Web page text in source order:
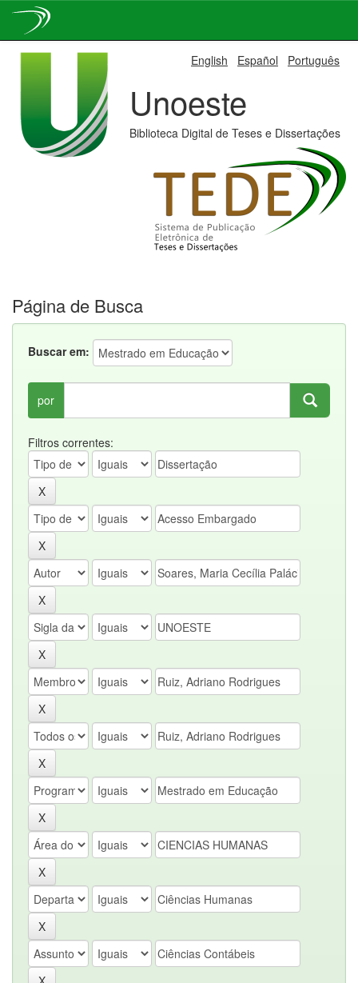
English Español Português
Unoeste
Biblioteca Digital de Teses e Dissertações
Página de Busca
Buscar em:
por
Filtros correntes: